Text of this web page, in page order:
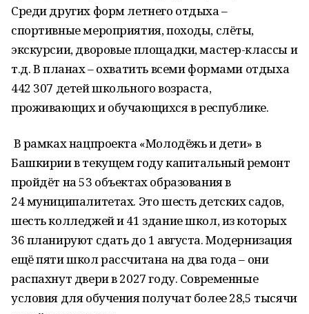
Среди других форм летнего отдыха –
спортивные мероприятия, походы, слёты,
экскурсии, дворовые площадки, мастер-классы и
т.д. В планах – охватить всеми формами отдыха
442 307 детей школьного возраста,
проживающих и обучающихся в республике.
В рамках нацпроекта «Молодёжь и дети» в
Башкирии в текущем году капитальный ремонт
пройдёт на 53 объектах образования в
24 муниципалитетах. Это шесть детских садов,
шесть колледжей и 41 здание школ, из которых
36 планируют сдать до 1 августа. Модернизация
ещё пяти школ рассчитана на два года – они
распахнут двери в 2027 году. Современные
условия для обучения получат более 28,5 тысячи